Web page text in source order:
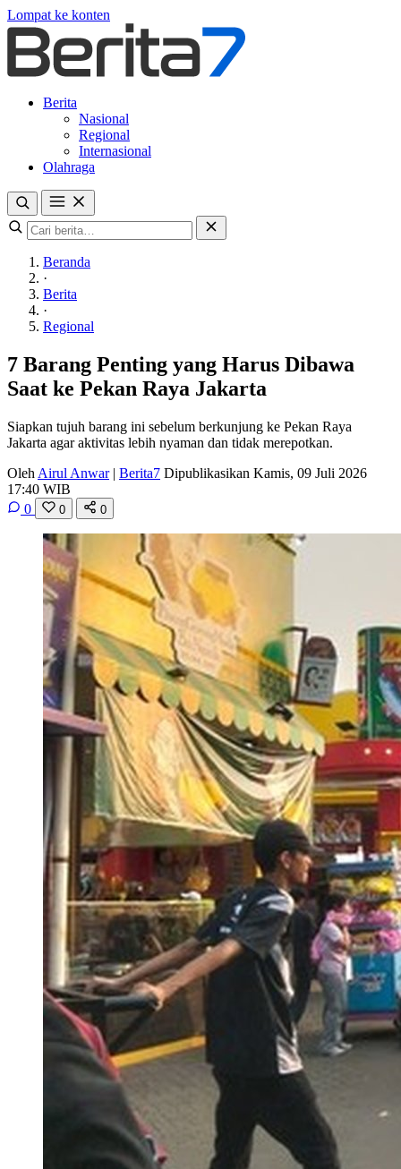
Lompat ke konten
Berita
Nasional
Regional
Internasional
Olahraga
Beranda
·
Berita
·
Regional
7 Barang Penting yang Harus Dibawa
Saat ke Pekan Raya Jakarta
Siapkan tujuh barang ini sebelum berkunjung ke Pekan Raya
Jakarta agar aktivitas lebih nyaman dan tidak merepotkan.
Oleh Airul Anwar | Berita7 Dipublikasikan Kamis, 09 Juli 2026
17:40 WIB
0
0 0